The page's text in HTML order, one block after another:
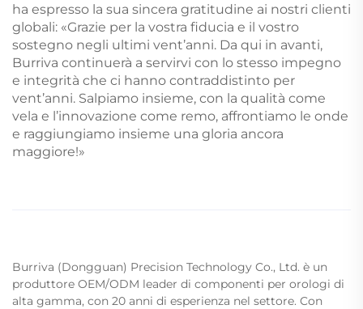
ha espresso la sua sincera gratitudine ai nostri clienti
globali: «Grazie per la vostra fiducia e il vostro
sostegno negli ultimi vent’anni. Da qui in avanti,
Burriva continuerà a servirvi con lo stesso impegno
e integrità che ci hanno contraddistinto per
vent’anni. Salpiamo insieme, con la qualità come
vela e l’innovazione come remo, affrontiamo le onde
e raggiungiamo insieme una gloria ancora
maggiore!»
Burriva (Dongguan) Precision Technology Co., Ltd. è un
produttore OEM/ODM leader di componenti per orologi di
alta gamma, con 20 anni di esperienza nel settore. Con